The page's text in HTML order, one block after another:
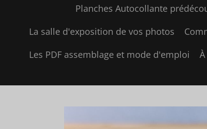
Planches Autocollante
La salle d'exposition de vos photos
Les PDF assemblage et mode d'emploi